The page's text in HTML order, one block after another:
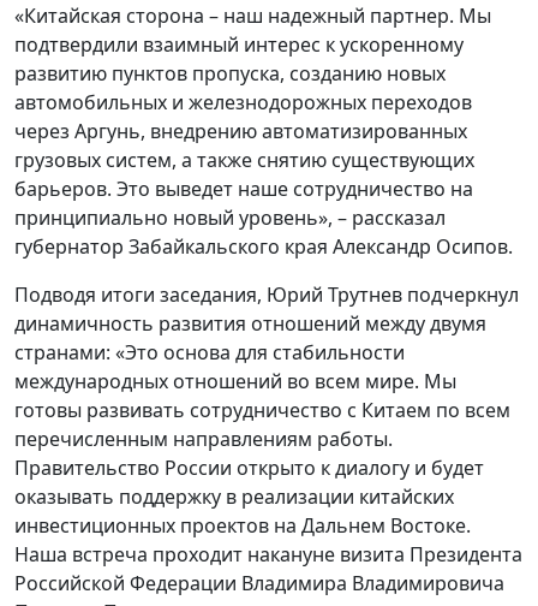
«Китайская сторона – наш надежный партнер. Мы
подтвердили взаимный интерес к ускоренному
развитию пунктов пропуска, созданию новых
автомобильных и железнодорожных переходов
через Аргунь, внедрению автоматизированных
грузовых систем, а также снятию существующих
барьеров. Это выведет наше сотрудничество на
принципиально новый уровень», – рассказал
губернатор Забайкальского края Александр Осипов.
Подводя итоги заседания, Юрий Трутнев подчеркнул
динамичность развития отношений между двумя
странами: «Это основа для стабильности
международных отношений во всем мире. Мы
готовы развивать сотрудничество с Китаем по всем
перечисленным направлениям работы.
Правительство России открыто к диалогу и будет
оказывать поддержку в реализации китайских
инвестиционных проектов на Дальнем Востоке.
Наша встреча проходит накануне визита Президента
Российской Федерации Владимира Владимировича